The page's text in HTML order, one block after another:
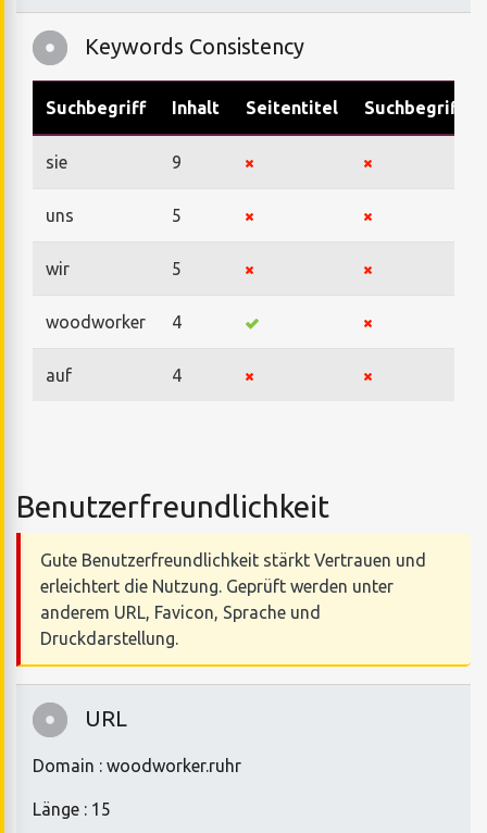
Keywords Consistency
Suchbegriff Inhalt Seitentitel Suchbegriffe
sie 9
uns 5
wir 5
woodworker 4
auf 4
Benutzerfreundlichkeit
Gute Benutzerfreundlichkeit stärkt Vertrauen und
erleichtert die Nutzung. Geprüft werden unter
anderem URL, Favicon, Sprache und
Druckdarstellung.
URL
Domain : woodworker.ruhr
Länge : 15